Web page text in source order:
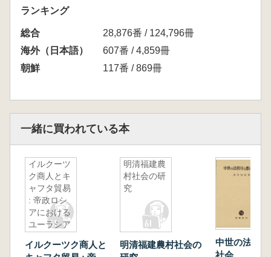
ランキング
総合
28,876番 / 124,796冊
海外（日本語）
607番 / 4,859冊
朝鮮
117番 / 869冊
一緒に買われている本
イルクーツ
ク商人とキ
ャフタ貿易
: 帝政ロシ
アにおける
ユーラシア
イルクーツク商人と
明清福建農
村社会の研
究
明清福建農村社会の
中世の法秩